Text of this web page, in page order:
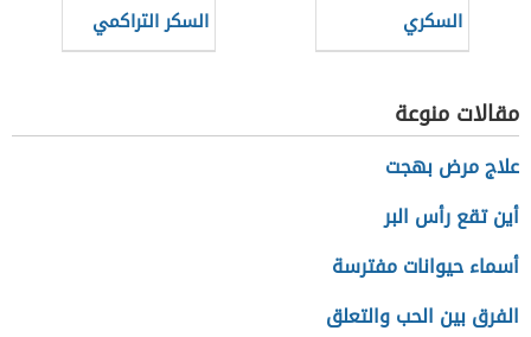
السكري
السكر التراكمي
للحامل
مقالات منوعة
علاج مرض بهجت
أين تقع رأس البر
أسماء حيوانات مفترسة
الفرق بين الحب والتعلق